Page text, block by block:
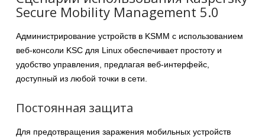
Secure Mobility Management 5.0
Администрирование устройств в KSMM с использованием
веб-консоли KSC для Linux обеспечивает простоту и
удобство управления, предлагая веб-интерфейс,
доступный из любой точки в сети.
Постоянная защита
Для предотвращения заражения мобильных устройств